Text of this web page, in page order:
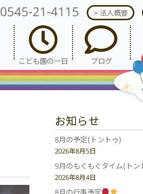
0545-21-4115 > 法人概要
こども園の一日 ブログ
お知らせ
8月の予定(トントゥ)
2026年8月5日
9月のもぐもぐタイム(トン
2026年8月4日
8月の行事予定